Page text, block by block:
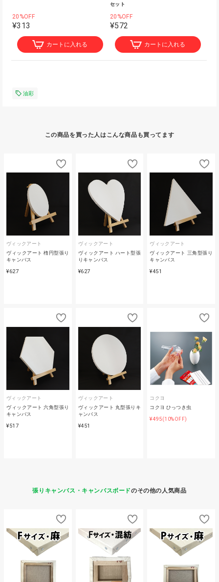
20%OFF
¥313
カートに入れる
セット
20%OFF
¥572
カートに入れる
油彩
この商品を買った人はこんな商品も買ってます
ヴィックアート
ヴィックアート 楕円型張り
キャンバス
¥627
ヴィックアート
ヴィックアート ハート型張
りキャンバス
¥627
ヴィックアート
ヴィックアート 三角型張り
キャンバス
¥451
ヴィックアート
ヴィックアート 六角型張り
キャンバス
¥517
ヴィックアート
ヴィックアート 丸型張りキ
ャンバス
¥451
コクヨ
コクヨ ひっつき虫
¥495(10%OFF)
張りキャンバス・キャンバスボードのその他の人気商品